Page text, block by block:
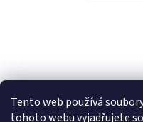
Tento web používá
tohoto webu vyjadřujete